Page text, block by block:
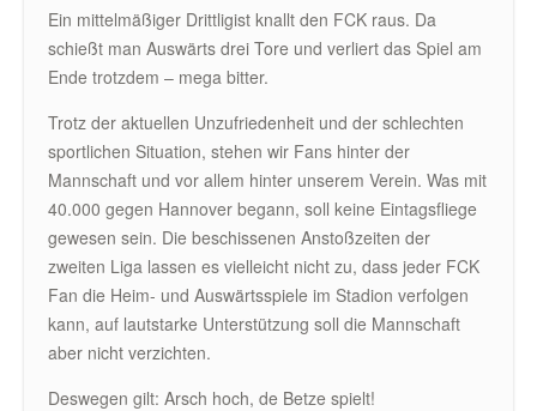
Ein mittelmäßiger Drittligist knallt den FCK raus. Da
schießt man Auswärts drei Tore und verliert das Spiel am
Ende trotzdem – mega bitter.
Trotz der aktuellen Unzufriedenheit und der schlechten
sportlichen Situation, stehen wir Fans hinter der
Mannschaft und vor allem hinter unserem Verein. Was mit
40.000 gegen Hannover begann, soll keine Eintagsfliege
gewesen sein. Die beschissenen Anstoßzeiten der
zweiten Liga lassen es vielleicht nicht zu, dass jeder FCK
Fan die Heim- und Auswärtsspiele im Stadion verfolgen
kann, auf lautstarke Unterstützung soll die Mannschaft
aber nicht verzichten.
Deswegen gilt: Arsch hoch, de Betze spielt!